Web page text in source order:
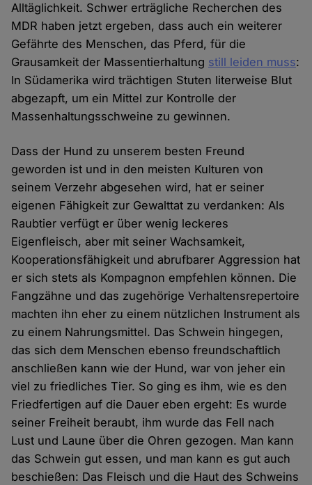
Alltäglichkeit. Schwer erträgliche Recherchen des
MDR haben jetzt ergeben, dass auch ein weiterer
Gefährte des Menschen, das Pferd, für die
Grausamkeit der Massentierhaltung still leiden muss:
In Südamerika wird trächtigen Stuten literweise Blut
abgezapft, um ein Mittel zur Kontrolle der
Massenhaltungsschweine zu gewinnen.
Dass der Hund zu unserem besten Freund
geworden ist und in den meisten Kulturen von
seinem Verzehr abgesehen wird, hat er seiner
eigenen Fähigkeit zur Gewalttat zu verdanken: Als
Raubtier verfügt er über wenig leckeres
Eigenfleisch, aber mit seiner Wachsamkeit,
Kooperationsfähigkeit und abrufbarer Aggression hat
er sich stets als Kompagnon empfehlen können. Die
Fangzähne und das zugehörige Verhaltensrepertoire
machten ihn eher zu einem nützlichen Instrument als
zu einem Nahrungsmittel. Das Schwein hingegen,
das sich dem Menschen ebenso freundschaftlich
anschließen kann wie der Hund, war von jeher ein
viel zu friedliches Tier. So ging es ihm, wie es den
Friedfertigen auf die Dauer eben ergeht: Es wurde
seiner Freiheit beraubt, ihm wurde das Fell nach
Lust und Laune über die Ohren gezogen. Man kann
das Schwein gut essen, und man kann es gut auch
beschießen: Das Fleisch und die Haut des Schweins